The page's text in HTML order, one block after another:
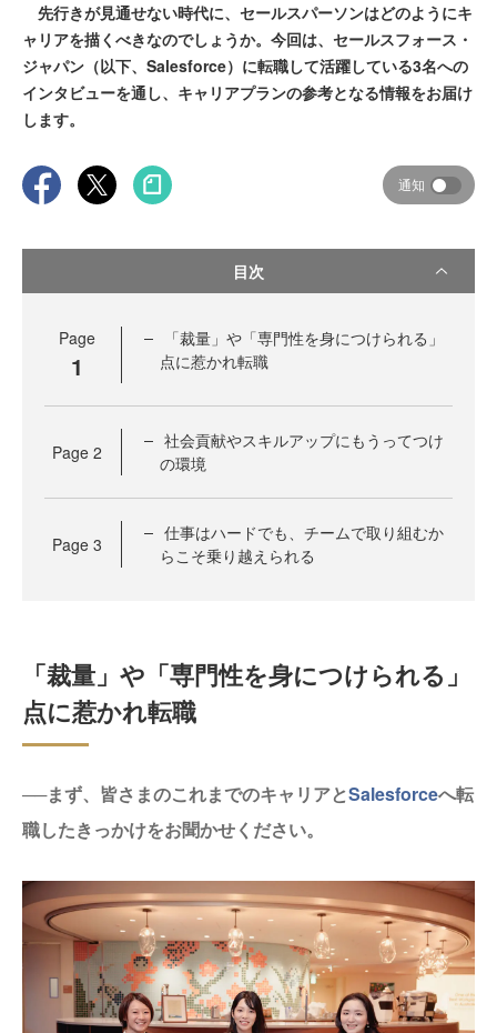
先行きが見通せない時代に、セールスパーソンはどのようにキ
ャリアを描くべきなのでしょうか。今回は、セールスフォース・
ジャパン（以下、Salesforce）に転職して活躍している3名への
インタビューを通し、キャリアプランの参考となる情報をお届け
します。
通知
目次
Page
1
「裁量」や「専門性を身につけられる」
点に惹かれ転職
Page 2
社会貢献やスキルアップにもうってつけ
の環境
Page 3
仕事はハードでも、チームで取り組むか
らこそ乗り越えられる
「裁量」や「専門性を身につけられる」
点に惹かれ転職
──まず、皆さまのこれまでのキャリアとSalesforceへ転
職したきっかけをお聞かせください。